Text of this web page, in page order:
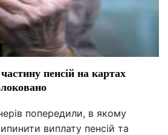
пенсій на картах
попередили, в якому
виплату пенсій та